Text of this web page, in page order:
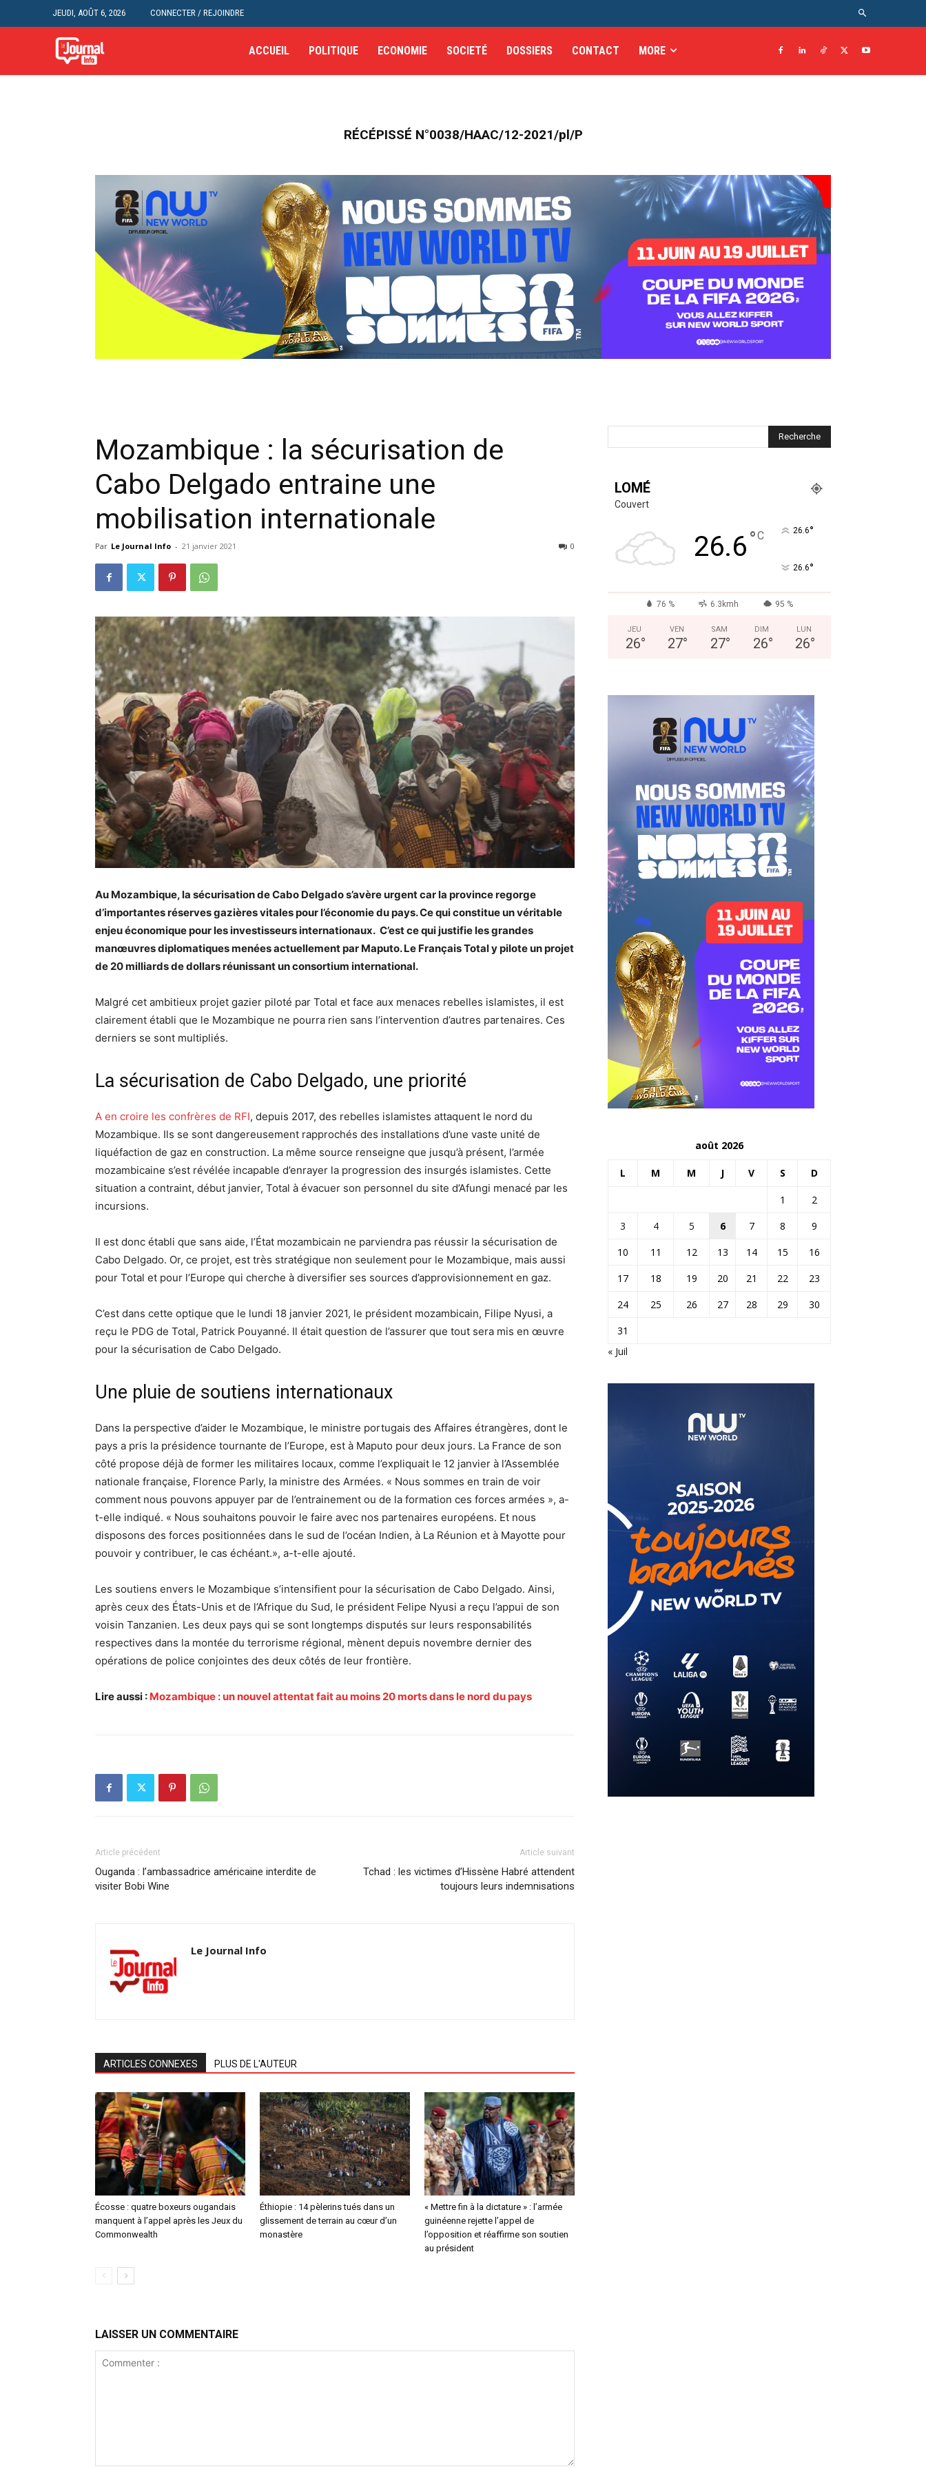
JEUDI, AOÛT 6, 2026 CONNECTER / REJOINDRE
ACCUEIL POLITIQUE ECONOMIE SOCIETÉ DOSSIERS CONTACT MORE
RÉCÉPISSÉ N°0038/HAAC/12-2021/pl/P
Mozambique : la sécurisation de
Cabo Delgado entraine une
mobilisation internationale
Par Le Journal Info - 21 janvier 2021 0
Au Mozambique, la sécurisation de Cabo Delgado s’avère urgent car la province regorge
d’importantes réserves gazières vitales pour l’économie du pays. Ce qui constitue un véritable
enjeu économique pour les investisseurs internationaux. C’est ce qui justifie les grandes
manœuvres diplomatiques menées actuellement par Maputo. Le Français Total y pilote un projet
de 20 milliards de dollars réunissant un consortium international.
Malgré cet ambitieux projet gazier piloté par Total et face aux menaces rebelles islamistes, il est
clairement établi que le Mozambique ne pourra rien sans l’intervention d’autres partenaires. Ces
derniers se sont multipliés.
La sécurisation de Cabo Delgado, une priorité
A en croire les confrères de RFI, depuis 2017, des rebelles islamistes attaquent le nord du
Mozambique. Ils se sont dangereusement rapprochés des installations d’une vaste unité de
liquéfaction de gaz en construction. La même source renseigne que jusqu’à présent, l’armée
mozambicaine s’est révélée incapable d’enrayer la progression des insurgés islamistes. Cette
situation a contraint, début janvier, Total à évacuer son personnel du site d’Afungi menacé par les
incursions.
Il est donc établi que sans aide, l’État mozambicain ne parviendra pas réussir la sécurisation de
Cabo Delgado. Or, ce projet, est très stratégique non seulement pour le Mozambique, mais aussi
pour Total et pour l’Europe qui cherche à diversifier ses sources d’approvisionnement en gaz.
C’est dans cette optique que le lundi 18 janvier 2021, le président mozambicain, Filipe Nyusi, a
reçu le PDG de Total, Patrick Pouyanné. Il était question de l’assurer que tout sera mis en œuvre
pour la sécurisation de Cabo Delgado.
Une pluie de soutiens internationaux
Dans la perspective d’aider le Mozambique, le ministre portugais des Affaires étrangères, dont le
pays a pris la présidence tournante de l’Europe, est à Maputo pour deux jours. La France de son
côté propose déjà de former les militaires locaux, comme l’expliquait le 12 janvier à l’Assemblée
nationale française, Florence Parly, la ministre des Armées. « Nous sommes en train de voir
comment nous pouvons appuyer par de l’entrainement ou de la formation ces forces armées », a-
t-elle indiqué. « Nous souhaitons pouvoir le faire avec nos partenaires européens. Et nous
disposons des forces positionnées dans le sud de l’océan Indien, à La Réunion et à Mayotte pour
pouvoir y contribuer, le cas échéant.», a-t-elle ajouté.
Les soutiens envers le Mozambique s’intensifient pour la sécurisation de Cabo Delgado. Ainsi,
après ceux des États-Unis et de l’Afrique du Sud, le président Felipe Nyusi a reçu l’appui de son
voisin Tanzanien. Les deux pays qui se sont longtemps disputés sur leurs responsabilités
respectives dans la montée du terrorisme régional, mènent depuis novembre dernier des
opérations de police conjointes des deux côtés de leur frontière.
Lire aussi : Mozambique : un nouvel attentat fait au moins 20 morts dans le nord du pays
Article précédent
Ouganda : l’ambassadrice américaine interdite de
visiter Bobi Wine
Article suivant
Tchad : les victimes d’Hissène Habré attendent
toujours leurs indemnisations
Le Journal Info
ARTICLES CONNEXES PLUS DE L'AUTEUR
Écosse : quatre boxeurs ougandais
manquent à l’appel après les Jeux du
Commonwealth
Éthiopie : 14 pèlerins tués dans un
glissement de terrain au cœur d’un
monastère
« Mettre fin à la dictature » : l’armée
guinéenne rejette l’appel de
l’opposition et réaffirme son soutien
au président
LAISSER UN COMMENTAIRE
LOMÉ
Couvert
26.6°C 26.6°
26.6°
76 % 6.3kmh 95 %
JEU
26°
VEN
27°
SAM
27°
DIM
26°
LUN
26°
août 2026
L M M J V S D
1
2
3
4 5 6 7 8
9
10
11 12 13 14 15
16
17
18 19 20 21 22
23
24
25 26 27 28 29
30
31
« Juil